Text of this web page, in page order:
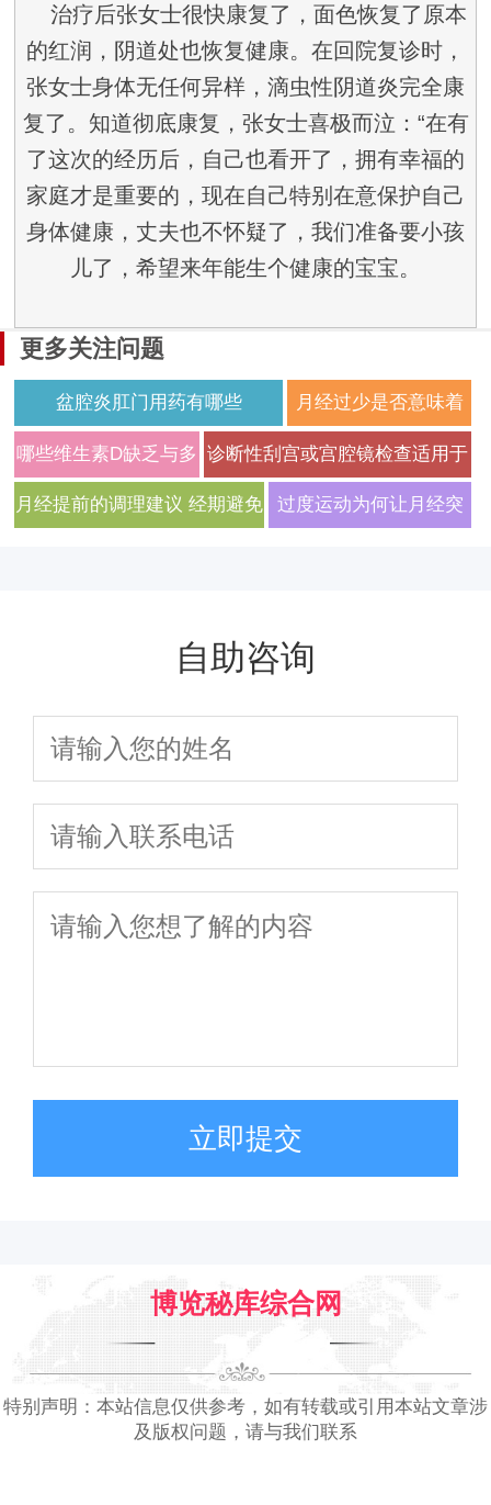
治疗后张女士很快康复了，面色恢复了原本
的红润，阴道处也恢复健康。在回院复诊时，
张女士身体无任何异样，滴虫性阴道炎完全康
复了。知道彻底康复，张女士喜极而泣：“在有
了这次的经历后，自己也看开了，拥有幸福的
家庭才是重要的，现在自己特别在意保护自己
身体健康，丈夫也不怀疑了，我们准备要小孩
儿了，希望来年能生个健康的宝宝。
更多关注问题
盆腔炎肛门用药有哪些 月经过少是否意味着
卵巢储备功能一定在
下降？
哪些维生素D缺乏与多
囊卵巢综合征月经紊
诊断性刮宫或宫腔镜检查适用于
哪些月经异常的情况？
月经提前的调理建议 经期避免 过度运动为何让月经突
自助咨询
立即提交
博览秘库综合网
特别声明：本站信息仅供参考，如有转载或引用本站文章涉
及版权问题，请与我们联系